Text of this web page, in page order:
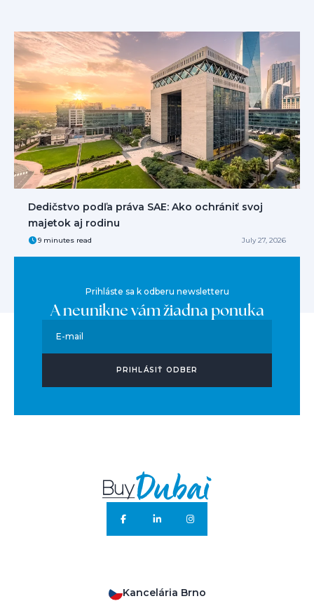
Dedičstvo podľa práva SAE: Ako ochrániť svoj
majetok aj rodinu
9 minutes read July 27, 2026
Prihláste sa k odberu newsletteru
A neunikne vám žiadna ponuka
E-mail
PRIHLÁSIŤ ODBER
Kancelária Brno